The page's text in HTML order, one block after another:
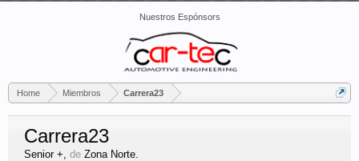
Nuestros Espónsors
Home Miembros Carrera23
Carrera23
Senior +, de Zona Norte.